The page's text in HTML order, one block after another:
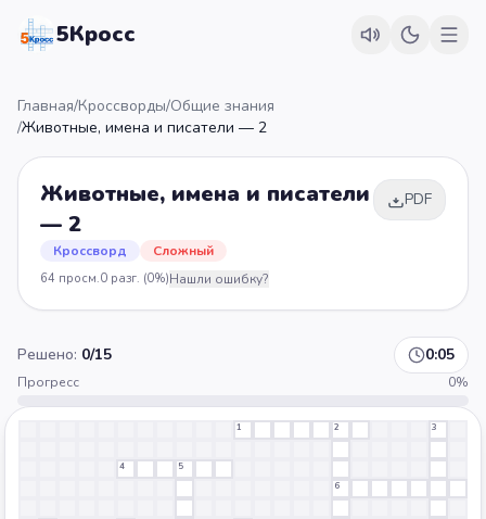
5Кросс
Главная/Кроссворды/Общие знания
/Животные, имена и писатели — 2
Животные, имена и писатели
— 2
Кроссворд Сложный
PDF
64 просм.0 разг. (0%)Нашли ошибку?
Решено: 0/15 0:05
Прогресс 0%
1 2 3
4
5
6